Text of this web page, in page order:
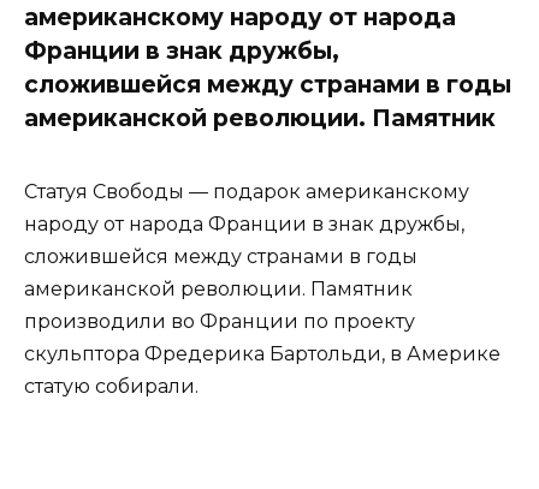
американскому народу от народа
Франции в знак дружбы,
сложившейся между странами в годы
американской революции. Памятник
Статуя Свободы — подарок американскому
народу от народа Франции в знак дружбы,
сложившейся между странами в годы
американской революции. Памятник
производили во Франции по проекту
скульптора Фредерика Бартольди, в Америке
статую собирали.